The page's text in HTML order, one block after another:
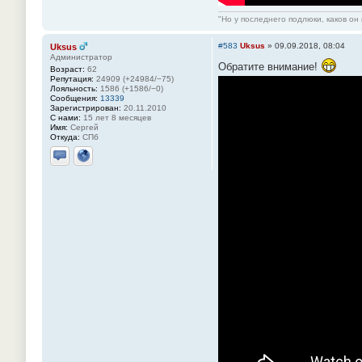
"Но у последнего подлюки, каков он
Uksus
Администратор
Возраст: 62
Репутация: 24909 (+24984/−75)
Лояльность: 1586 (+1586/−0)
Сообщения: 13339
Зарегистрирован: 20.11.2010
С нами: 15 лет 8 месяцев
Имя: Сергей
Откуда: СПб
Отправить личное сообщение
Сайт
#583 Uksus » 09.09.2018, 08:04
Обратите внимание!